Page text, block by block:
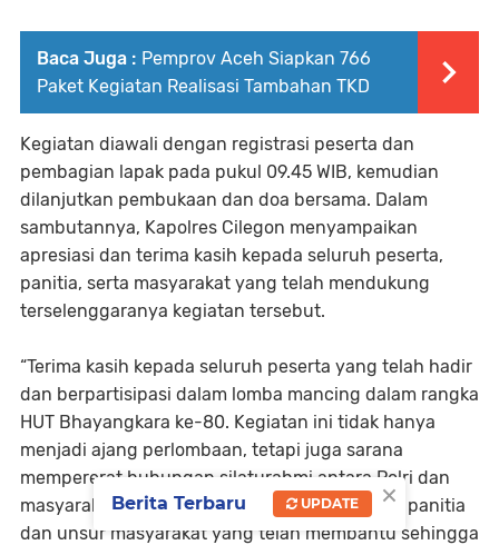
Baca Juga : Pemprov Aceh Siapkan 766
Paket Kegiatan Realisasi Tambahan TKD
Kegiatan diawali dengan registrasi peserta dan
pembagian lapak pada pukul 09.45 WIB, kemudian
dilanjutkan pembukaan dan doa bersama. Dalam
sambutannya, Kapolres Cilegon menyampaikan
apresiasi dan terima kasih kepada seluruh peserta,
panitia, serta masyarakat yang telah mendukung
terselenggaranya kegiatan tersebut.
“Terima kasih kepada seluruh peserta yang telah hadir
dan berpartisipasi dalam lomba mancing dalam rangka
HUT Bhayangkara ke-80. Kegiatan ini tidak hanya
menjadi ajang perlombaan, tetapi juga sarana
mempererat hubungan silaturahmi antara Polri dan
masyarakat. Terima kasih juga kepada seluruh panitia
dan unsur masyarakat yang telah membantu sehingga
×
Berita Terbaru UPDATE